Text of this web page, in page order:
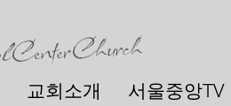
교회소개 서울중앙TV